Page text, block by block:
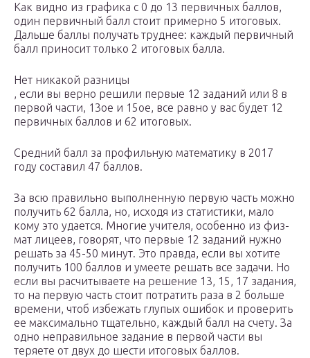
Как видно из графика с 0 до 13 первичных баллов,
один первичный балл стоит примерно 5 итоговых.
Дальше баллы получать труднее: каждый первичный
балл приносит только 2 итоговых балла.
Нет никакой разницы
, если вы верно решили первые 12 заданий или 8 в
первой части, 13ое и 15ое, все равно у вас будет 12
первичных баллов и 62 итоговых.
Средний балл за профильную математику в 2017
году составил 47 баллов.
За всю правильно выполненную первую часть можно
получить 62 балла, но, исходя из статистики, мало
кому это удается. Многие учителя, особенно из физ-
мат лицеев, говорят, что первые 12 заданий нужно
решать за 45-50 минут. Это правда, если вы хотите
получить 100 баллов и умеете решать все задачи. Но
если вы расчитываете на решение 13, 15, 17 задания,
то на первую часть стоит потратить раза в 2 больше
времени, чтоб избежать глупых ошибок и проверить
ее максимально тщательно, каждый балл на счету. За
одно неправильное задание в первой части вы
теряете от двух до шести итоговых баллов.